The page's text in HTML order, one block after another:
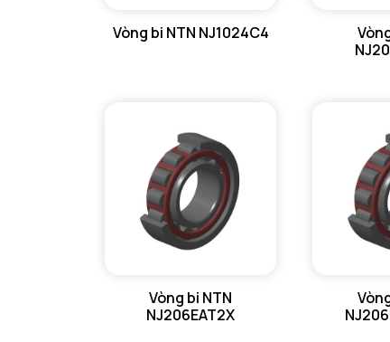
Vòng bi NTN NJ1024C4
Vòng bi NTN
NJ206EAT2X